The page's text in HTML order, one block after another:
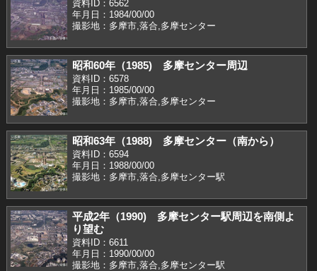
資料ID：6562
年月日：1984/00/00
撮影地：多摩市,落合,多摩センター
昭和60年（1985) 多摩センター周辺
資料ID：6578
年月日：1985/00/00
撮影地：多摩市,落合,多摩センター
昭和63年（1988) 多摩センター（南から）
資料ID：6594
年月日：1988/00/00
撮影地：多摩市,落合,多摩センター駅
平成2年（1990) 多摩センター駅周辺を南側よ
り望む
資料ID：6611
年月日：1990/00/00
撮影地：多摩市,落合,多摩センター駅